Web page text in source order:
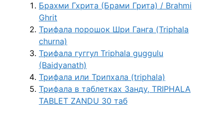
Брахми Гхрита (Брами Грита) / Brahmi
Ghrit
Трифала порошок Шри Ганга (Triphala
churna)
Трифала гуггул Triphala guggulu
(Baidyanath)
Трифала или Трипхала (triphala)
Трифала в таблетках Занду, TRIPHALA
TABLET ZANDU 30 таб